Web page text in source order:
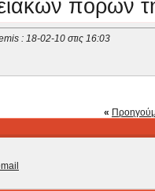
πόρων
: 18-02-10 στις 16:03
«